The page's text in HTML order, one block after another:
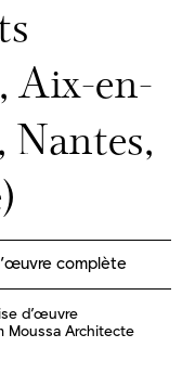
Aix-en-
Nantes,
complète
d’œuvre
Moussa Architecte